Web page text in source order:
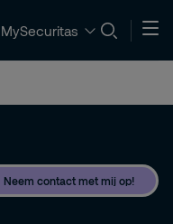
MySecuritas
Neem contact met mij op!